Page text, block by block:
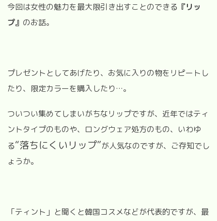
今回は女性の魅力を最大限引き出すことのできる 『リッ
プ』 のお話。
プレゼントとしてあげたり、お気に入りの物をリピートし
たり、限定カラーを購入したり…。
ついつい集めてしまいがちなリップですが、近年ではティ
ントタイプのものや、ロングウェア処方のもの、いわゆ
る“落ちにくいリップ”が人気なのですが、ご存知でし
ょうか。
「ティント」と聞くと韓国コスメなどが代表的ですが、最